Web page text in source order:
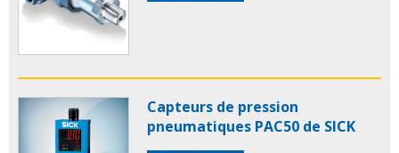
Capteurs de pression
pneumatiques PAC50 de SICK